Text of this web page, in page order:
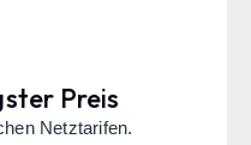
Preis
Netztarifen.